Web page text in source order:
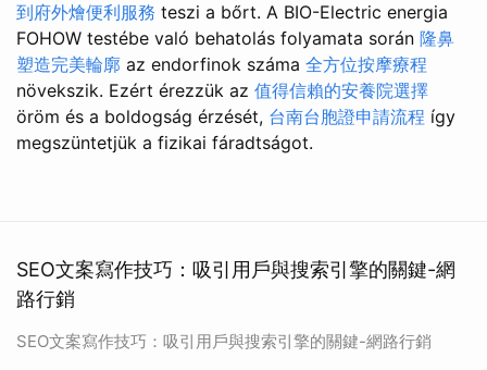
到府外燴便利服務 teszi a bőrt. A BIO-Electric energia
FOHOW testébe való behatolás folyamata során 隆鼻
塑造完美輪廓 az endorfinok száma 全方位按摩療程
növekszik. Ezért érezzük az 值得信賴的安養院選擇
öröm és a boldogság érzését, 台南台胞證申請流程 így
megszüntetjük a fizikai fáradtságot.
SEO文案寫作技巧：吸引用戶與搜索引擎的關鍵-網
路行銷
SEO文案寫作技巧：吸引用戶與搜索引擎的關鍵-網路行銷